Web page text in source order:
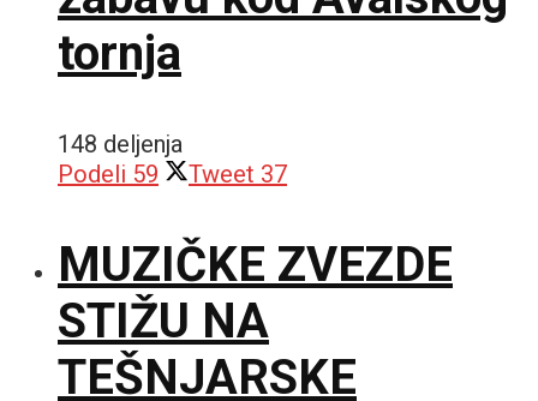
tornja
148 deljenja
Podeli 59 Tweet 37
MUZIČKE ZVEZDE
STIŽU NA
TEŠNJARSKE